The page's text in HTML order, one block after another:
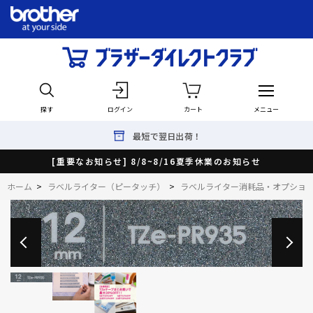
探す ログイン カート メニュー
最短で翌日出荷！
[重要なお知らせ] 8/8~8/16夏季休業のお知らせ
ホーム > ラベルライター（ピータッチ） > ラベルライター消耗品・オプショ